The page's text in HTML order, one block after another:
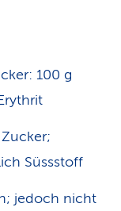
100 g
Süssstoff
jedoch nicht